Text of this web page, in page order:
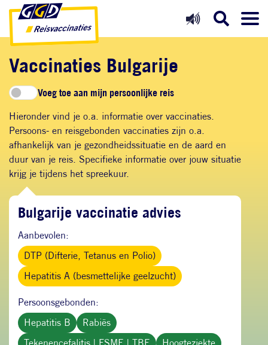
Direct naar inhoud
Direct naar hoofdnavigatie
Direct naar zoekfunctie
Vaccinaties Bulgarije
Voeg toe aan mijn persoonlijke reis
Hieronder vind je o.a. informatie over vaccinaties.
Persoons- en reisgebonden vaccinaties zijn o.a.
afhankelijk van je gezondheidssituatie en de aard en
duur van je reis. Specifieke informatie over jouw situatie
krijg je tijdens het spreekuur.
Bulgarije vaccinatie advies
Aanbevolen:
DTP (Difterie, Tetanus en Polio)
Hepatitis A (besmettelijke geelzucht)
Persoonsgebonden:
Hepatitis B
Rabiës